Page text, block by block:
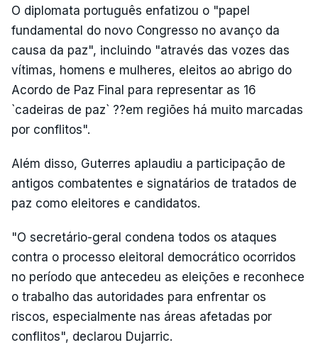
O diplomata português enfatizou o "papel
fundamental do novo Congresso no avanço da
causa da paz", incluindo "através das vozes das
vítimas, homens e mulheres, eleitos ao abrigo do
Acordo de Paz Final para representar as 16
`cadeiras de paz` ??em regiões há muito marcadas
por conflitos".
Além disso, Guterres aplaudiu a participação de
antigos combatentes e signatários de tratados de
paz como eleitores e candidatos.
"O secretário-geral condena todos os ataques
contra o processo eleitoral democrático ocorridos
no período que antecedeu as eleições e reconhece
o trabalho das autoridades para enfrentar os
riscos, especialmente nas áreas afetadas por
conflitos", declarou Dujarric.